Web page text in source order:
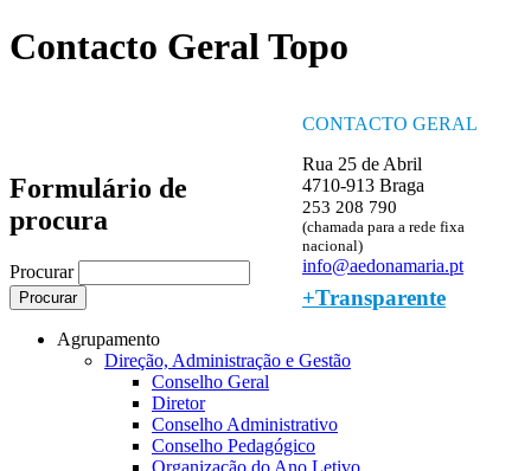
Contacto Geral Topo
CONTACTO GERAL
Rua 25 de Abril
4710-913 Braga
253 208 790
(chamada para a rede fixa
nacional)
info@aedonamaria.pt
+Transparente
Formulário de
procura
Procurar
Agrupamento
Direção, Administração e Gestão
Conselho Geral
Diretor
Conselho Administrativo
Conselho Pedagógico